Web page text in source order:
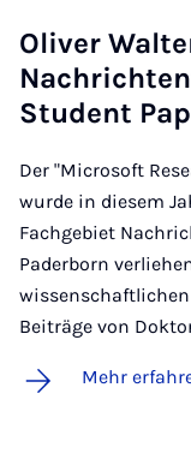
Oli­ver
Stu­dent
Der "Microsoft
wurde in diesem
Fachgebiet
Paderborn
Beiträge von
Mehr